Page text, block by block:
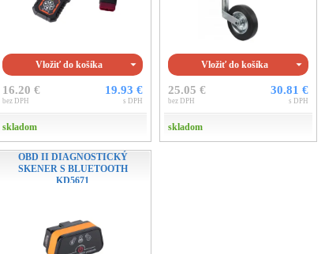
Vložiť do košíka
16.20 €
bez DPH
19.93 €
s DPH
skladom
Vložiť do košíka
25.05 €
bez DPH
30.81 €
s DPH
skladom
OBD II DIAGNOSTICKÝ
SKENER S BLUETOOTH
KD5671